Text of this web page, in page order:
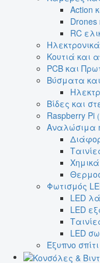
Action
Drones
RC
Κουτιά και
PCB και
Βύσματα
Βίδες και
Raspberry Pi
Αναλώσιμα
Φωτισμός
LED
LED
LED
Έξυπνο